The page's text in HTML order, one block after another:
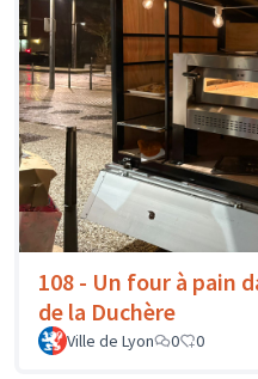
108 - Un four à pain
de la Duchère
Ville de Lyon 0 0